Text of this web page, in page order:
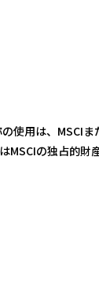
使用は、MSCIま
の独占的財産